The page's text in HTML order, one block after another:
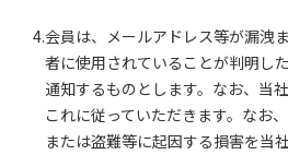
4.会員は、メールアドレス等が漏洩
者に使用されていることが判明し
通知するものとします。なお、当
これに従っていただきます。なお
または盗難等に起因する損害を当